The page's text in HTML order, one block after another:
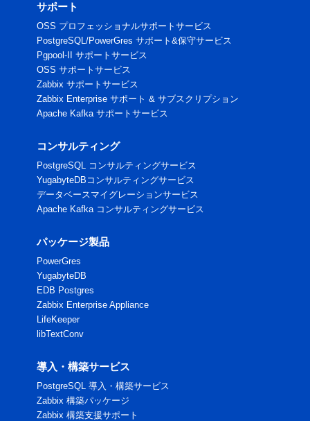
サポート
OSS プロフェッショナルサポートサービス
PostgreSQL/PowerGres サポート&保守サービス
Pgpool-II サポートサービス
OSS サポートサービス
Zabbix サポートサービス
Zabbix Enterprise サポート & サブスクリプション
Apache Kafka サポートサービス
コンサルティング
PostgreSQL コンサルティングサービス
YugabyteDBコンサルティングサービス
データベースマイグレーションサービス
Apache Kafka コンサルティングサービス
パッケージ製品
PowerGres
YugabyteDB
EDB Postgres
Zabbix Enterprise Appliance
LifeKeeper
libTextConv
導入・構築サービス
PostgreSQL 導入・構築サービス
Zabbix 構築パッケージ
Zabbix 構築支援サポート